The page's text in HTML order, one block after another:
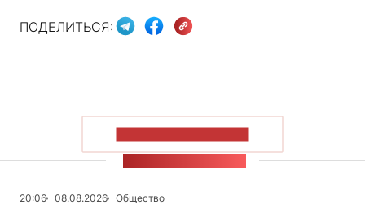
ПОДЕЛИТЬСЯ:
20:06 08.08.2026
Общество